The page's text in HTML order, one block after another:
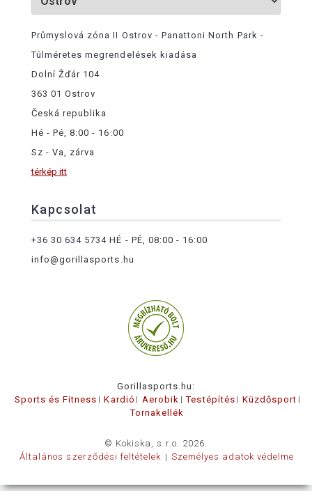
Průmyslová zóna II Ostrov - Panattoni North Park -
Túlméretes megrendelések kiadása
Dolní Žďár 104
363 01 Ostrov
Česká republika
Hé - Pé, 8:00 - 16:00
Sz - Va, zárva
térkép itt
Kapcsolat
+36 30 634 5734 HÉ - PÉ, 08:00 - 16:00
info@gorillasports.hu
Gorillasports.hu:
Sports és Fitness
Kardió Aerobik Testépítés
Küzdősport
Tornakellék
© Kokiska, s.r.o. 2026.
Általános szerződési feltételek
Személyes adatok védelme